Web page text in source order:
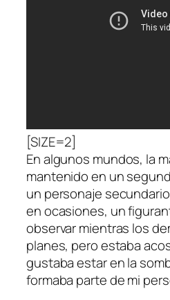
[SIZE=2]
En algunos mundos, la
mantenido en un
un personaje
en ocasiones, un
observar mientras los
planes, pero estaba
gustaba estar en la
formaba parte de mi